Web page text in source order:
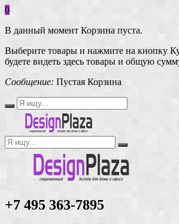
0
В данный момент Корзина пуста.
Выберите товары и нажмите на кнопку
будете видеть здесь товары и общую
Сообщение: Пустая Корзина
+7 495 363-7895